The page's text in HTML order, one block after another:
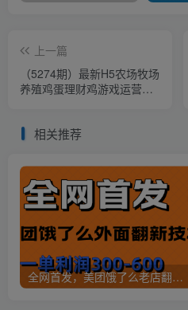
上一篇
（5274期）最新H5农场牧场
养殖鸡蛋理财鸡游戏运营源
相关推荐
全网首发，美团饿了么老店翻新最新技术，一单利润300-600